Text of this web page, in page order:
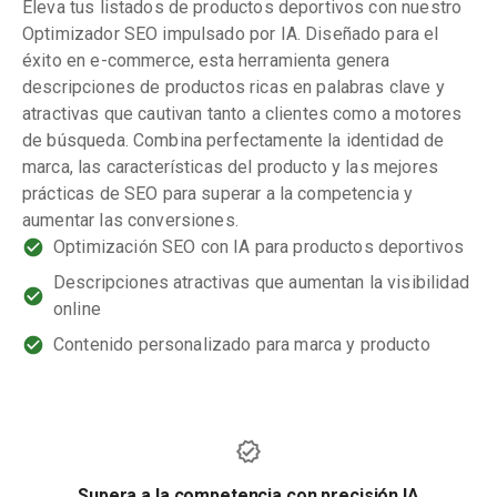
Eleva tus listados de productos deportivos con nuestro
Optimizador SEO impulsado por IA. Diseñado para el
éxito en e-commerce, esta herramienta genera
descripciones de productos ricas en palabras clave y
atractivas que cautivan tanto a clientes como a motores
de búsqueda. Combina perfectamente la identidad de
marca, las características del producto y las mejores
prácticas de SEO para superar a la competencia y
aumentar las conversiones.
Optimización SEO con IA para productos deportivos
Descripciones atractivas que aumentan la visibilidad
online
Contenido personalizado para marca y producto